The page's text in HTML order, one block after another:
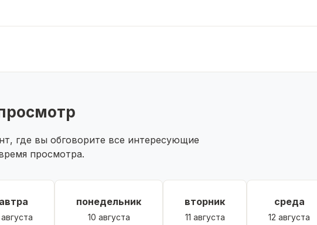
шанс стать владельцем квартиры с огромным потенциалом!
где вы обговорите все интересующие
просмотра.
понедельник
10 августа
вторник
11 августа
среда
12 августа